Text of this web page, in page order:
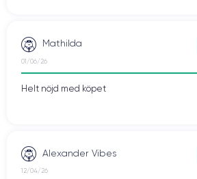
Mathilda
01/06/26
Helt nöjd med köpet
Alexander Vibes
12/04/26